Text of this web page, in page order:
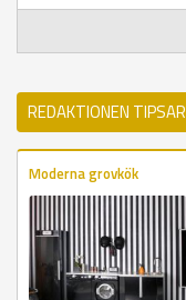
REDAKTIONEN TIPSAR
Moderna grovkök